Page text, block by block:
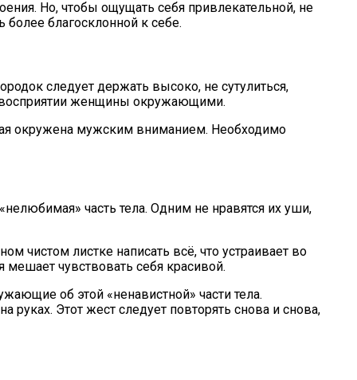
Но, чтобы ощущать себя привлекательной, не
благосклонной к себе.
следует держать высоко, не сутулиться,
восприятии женщины окружающими.
окружена мужским вниманием. Необходимо
часть тела. Одним не нравятся их уши,
чистом листке написать всё, что устраивает во
мешает чувствовать себя красивой.
об этой «ненавистной» части тела.
Этот жест следует повторять снова и снова,